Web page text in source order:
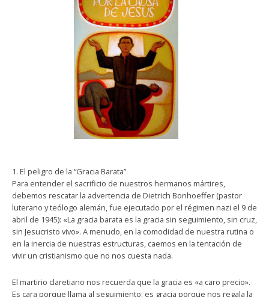
1. El peligro de la “Gracia Barata”
Para entender el sacrificio de nuestros hermanos mártires,
debemos rescatar la advertencia de Dietrich Bonhoeffer (pastor
luterano y teólogo alemán, fue ejecutado por el régimen nazi el 9 de
abril de 1945): «La gracia barata es la gracia sin seguimiento, sin cruz,
sin Jesucristo vivo». A menudo, en la comodidad de nuestra rutina o
en la inercia de nuestras estructuras, caemos en la tentación de
vivir un cristianismo que no nos cuesta nada.
El martirio claretiano nos recuerda que la gracia es «a caro precio».
Es cara porque llama al seguimiento; es gracia porque nos regala la